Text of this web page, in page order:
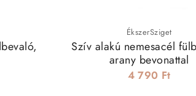
ÉkszerSziget
Szív alakú nemesacél
arany bevonattal
4 790 Ft